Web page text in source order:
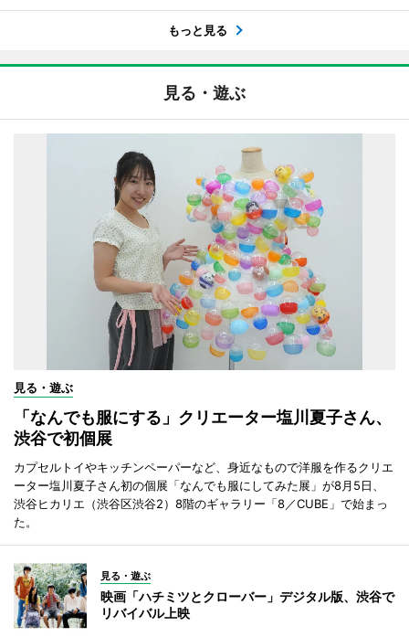
もっと見る
見る・遊ぶ
見る・遊ぶ
「なんでも服にする」クリエーター塩川夏子さん、
渋谷で初個展
カプセルトイやキッチンペーパーなど、身近なもので洋服を作るクリエ
ーター塩川夏子さん初の個展「なんでも服にしてみた展」が8月5日、
渋谷ヒカリエ（渋谷区渋谷2）8階のギャラリー「8／CUBE」で始まっ
た。
見る・遊ぶ
映画「ハチミツとクローバー」デジタル版、渋谷で
リバイバル上映